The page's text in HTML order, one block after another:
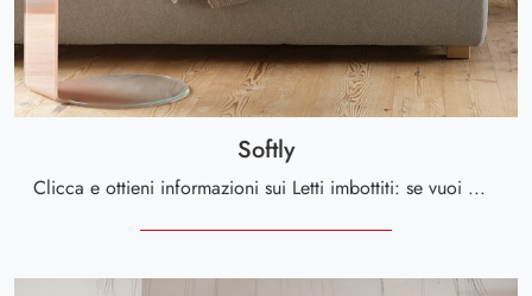
Softly
Clicca e ottieni informazioni sui Letti imbottiti: se vuoi modelli matrimoniali design, il modello Softly Calligaris fa al caso tuo.